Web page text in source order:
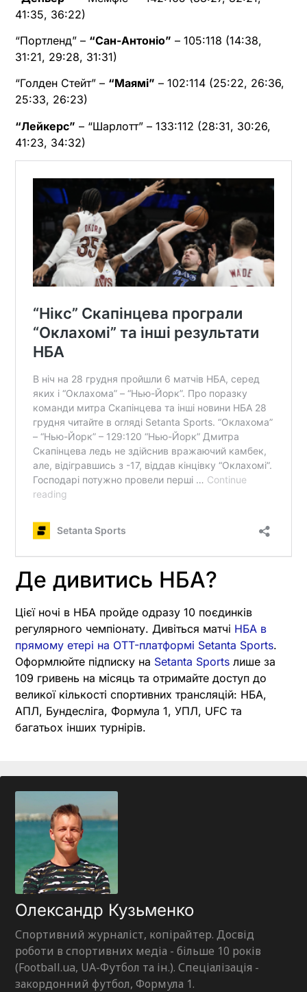
41:35, 36:22)
“Портленд” – “Сан-Антоніо” – 105:118 (14:38,
31:21, 29:28, 31:31)
“Голден Стейт” – “Маямі” – 102:114 (25:22, 26:36,
25:33, 26:23)
“Лейкерс” – “Шарлотт” – 133:112 (28:31, 30:26,
41:23, 34:32)
Де дивитись НБА?
Цієї ночі в НБА пройде одразу 10 поєдинків
регулярного чемпіонату. Дивіться матчі НБА в
прямому етері на OTT-платформі Setanta Sports.
Оформлюйте підписку на Setanta Sports лише за
109 гривень на місяць та отримайте доступ до
великої кількості спортивних трансляцій: НБА,
АПЛ, Бундесліга, Формула 1, УПЛ, UFC та
багатьох інших турнірів.
Олександр Кузьменко
Спортивний журналіст, копірайтер. Досвід
роботи в спортивних медіа - більше 10 років
(Football.ua, UA-Футбол та ін.). Спеціалізація -
закордонний футбол, Формула 1.